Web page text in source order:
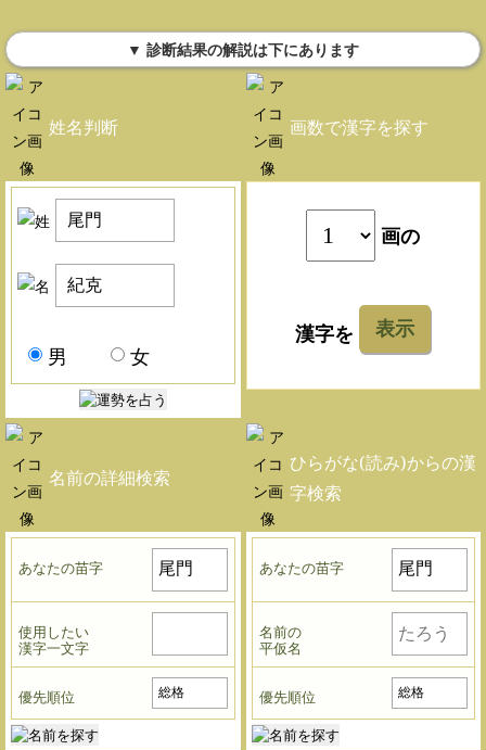
▼ 診断結果の解説は下にあります
姓名判断
男 女
画数で漢字を探す
画の
漢字を 表示
名前の詳細検索
あなたの苗字
使用したい
漢字一文字
優先順位
ひらがな(読み)からの漢
字検索
あなたの苗字
名前の
平仮名
優先順位